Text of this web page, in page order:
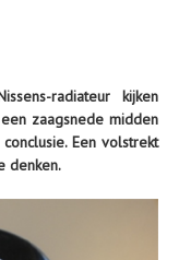
radiateur kijken
zaagsnede midden
Een volstrekt
denken.